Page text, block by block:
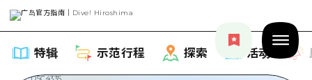
特辑 示范行程 探索 活动